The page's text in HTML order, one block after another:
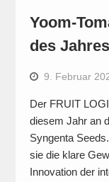
Yoom-
des Jahres
9. Februar
Der FRUIT
diesem Jahr an
Syngenta
sie die klare
Innovation der